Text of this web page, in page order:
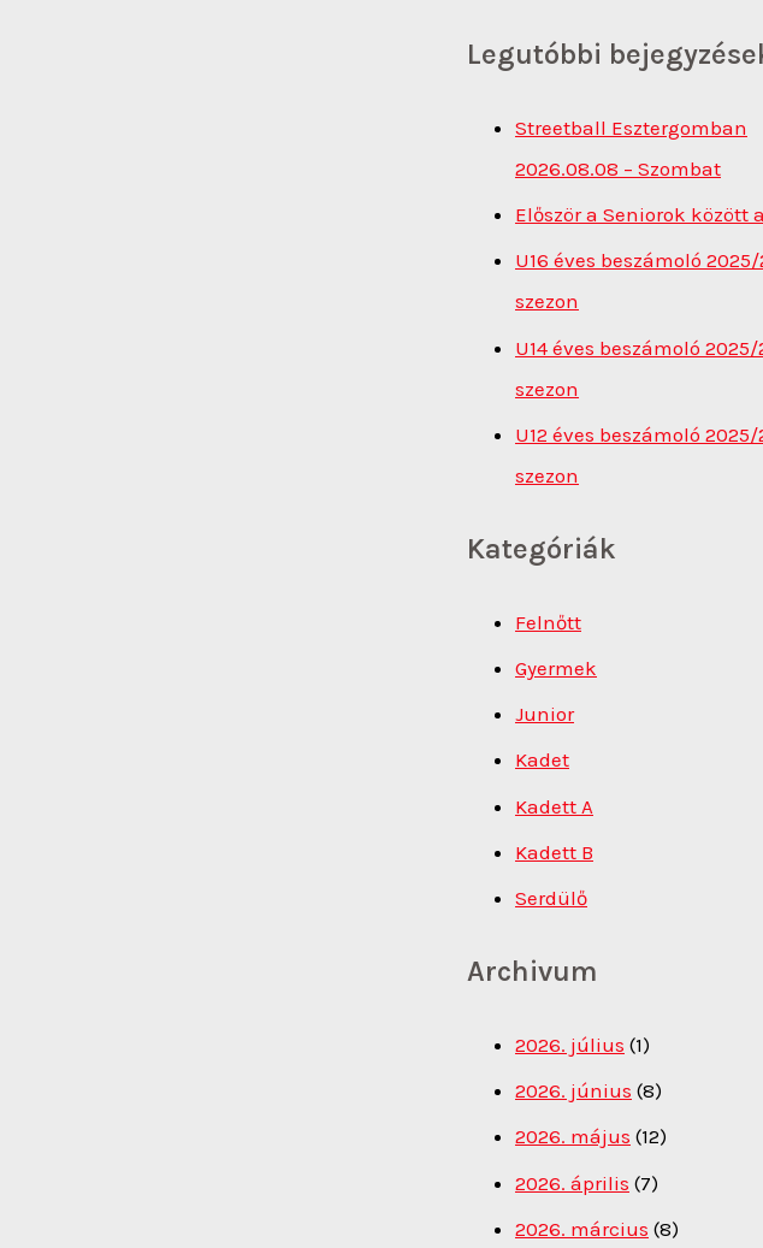
Legutóbbi
Streetball Esztergomban
2026.08.08 – Szombat
Először a Seniorok között
U16 éves beszámoló
szezon
U14 éves beszámoló
szezon
U12 éves beszámoló
szezon
Kategóriák
Felnőtt
Gyermek
Junior
Kadet
Kadett A
Kadett B
Serdülő
Archivum
2026. július (1)
2026. június (8)
2026. május (12)
2026. április (7)
2026. március (8)